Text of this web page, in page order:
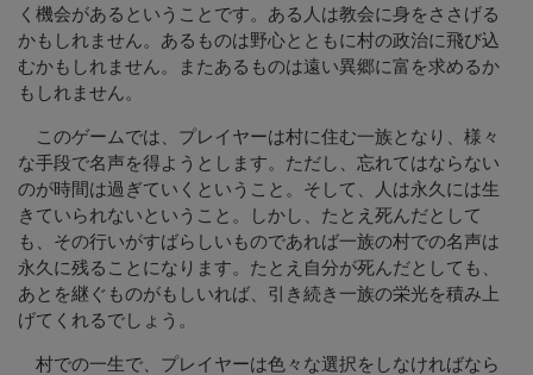
く機会があるということです。ある人は教会に身をささげる
かもしれません。あるものは野心とともに村の政治に飛び込
むかもしれません。またあるものは遠い異郷に富を求めるか
もしれません。
このゲームでは、プレイヤーは村に住む一族となり、様々
な手段で名声を得ようとします。ただし、忘れてはならない
のが時間は過ぎていくということ。そして、人は永久には生
きていられないということ。しかし、たとえ死んだとして
も、その行いがすばらしいものであれば一族の村での名声は
永久に残ることになります。たとえ自分が死んだとしても、
あとを継ぐものがもしいれば、引き続き一族の栄光を積み上
げてくれるでしょう。
村での一生で、プレイヤーは色々な選択をしなければなら